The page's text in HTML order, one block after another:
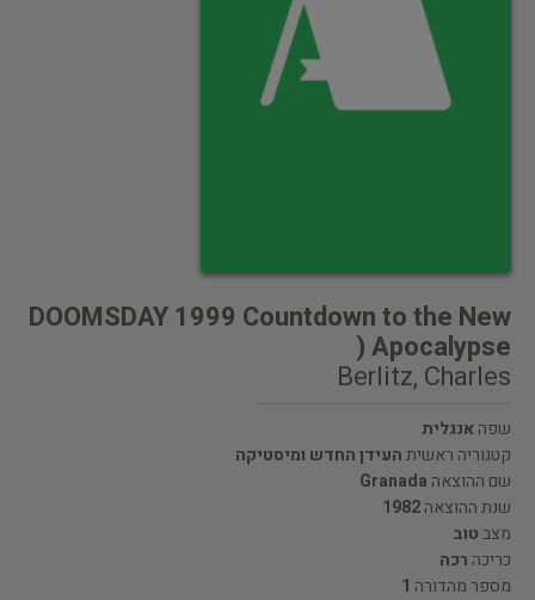
DOOMSDAY 1999 Countdown to the New
Apocalypse (
Berlitz, Charles
שפהאנגלית
קטגוריה ראשיתהעידן החדש ומיסטיקה
שם ההוצאה Granada
שנת ההוצאה1982
מצבטוב
כריכה רכה
מספר מהדורה 1